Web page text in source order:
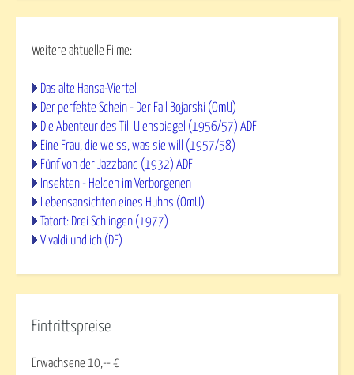
Weitere aktuelle Filme:
Das alte Hansa-Viertel
Der perfekte Schein - Der Fall Bojarski (OmU)
Die Abenteur des Till Ulenspiegel (1956/57) ADF
Eine Frau, die weiss, was sie will (1957/58)
Fünf von der Jazzband (1932) ADF
Insekten - Helden im Verborgenen
Lebensansichten eines Huhns (OmU)
Tatort: Drei Schlingen (1977)
Vivaldi und ich (DF)
Eintrittspreise
Erwachsene 10,-- €